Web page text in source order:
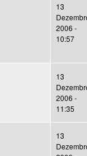
13
2006 -
10:57
13
2006 -
11:35
13